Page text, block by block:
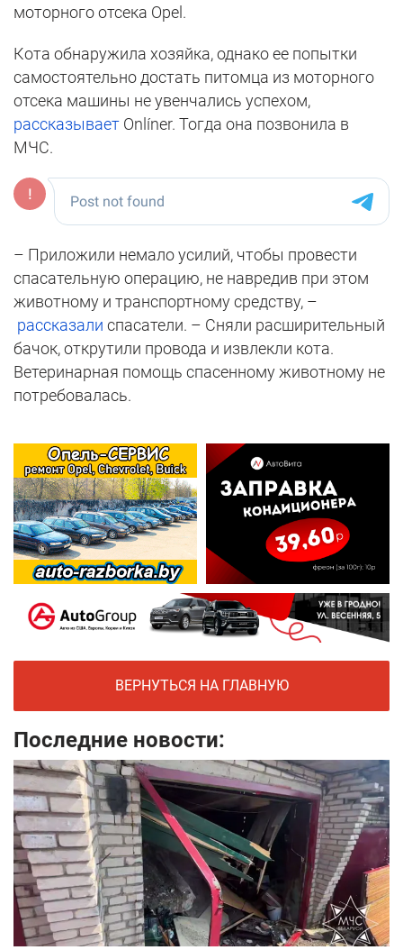
моторного отсека Opel.
Кота обнаружила хозяйка, однако ее попытки
самостоятельно достать питомца из моторного
отсека машины не увенчались успехом,
рассказывает Onlíner. Тогда она позвонила в
МЧС.
– Приложили немало усилий, чтобы провести
спасательную операцию, не навредив при этом
животному и транспортному средству, –
рассказали спасатели. – Сняли расширительный
бачок, открутили провода и извлекли кота.
Ветеринарная помощь спасенному животному не
потребовалась.
ВЕРНУТЬСЯ НА ГЛАВНУЮ
Последние новости: